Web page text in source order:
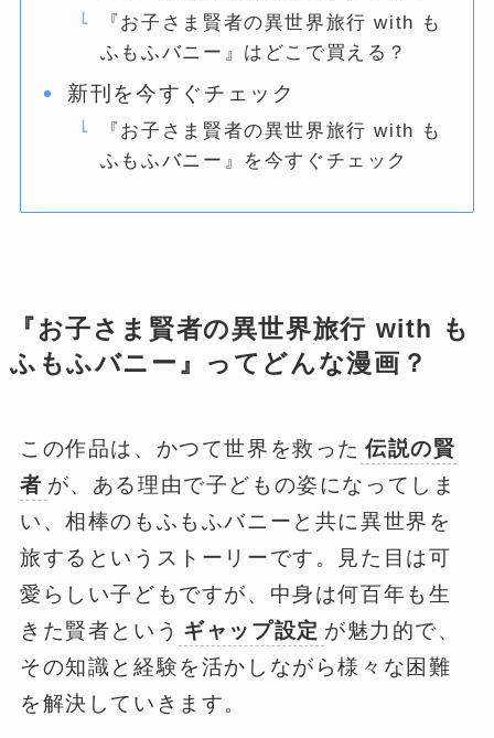
『お子さま賢者の異世界旅行 with も
ふもふバニー』はどこで買える？
新刊を今すぐチェック
『お子さま賢者の異世界旅行 with も
ふもふバニー』を今すぐチェック
『お子さま賢者の異世界旅行 with も
ふもふバニー』ってどんな漫画？
この作品は、かつて世界を救った 伝説の賢
者 が、ある理由で子どもの姿になってしま
い、相棒のもふもふバニーと共に異世界を
旅するというストーリーです。見た目は可
愛らしい子どもですが、中身は何百年も生
きた賢者という ギャップ設定 が魅力的で、
その知識と経験を活かしながら様々な困難
を解決していきます。